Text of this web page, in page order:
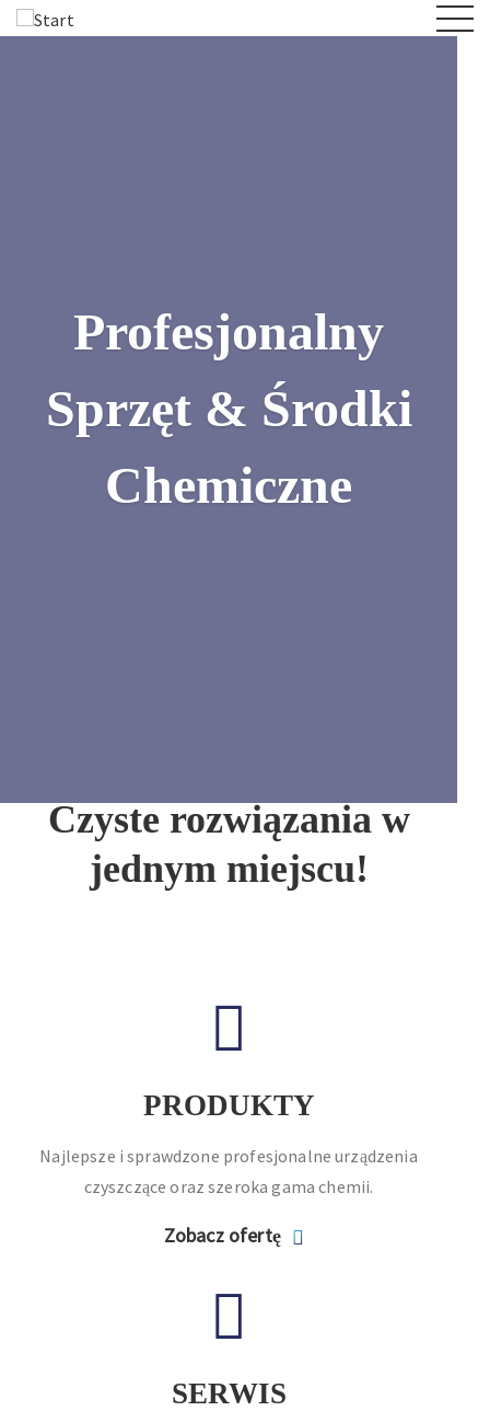
Profesjonalny
Sprzęt & Środki
Chemiczne
Czyste rozwiązania w
jednym miejscu!
PRODUKTY
Najlepsze i sprawdzone profesjonalne urządzenia
czyszczące oraz szeroka gama chemii.
Zobacz ofertę
SERWIS